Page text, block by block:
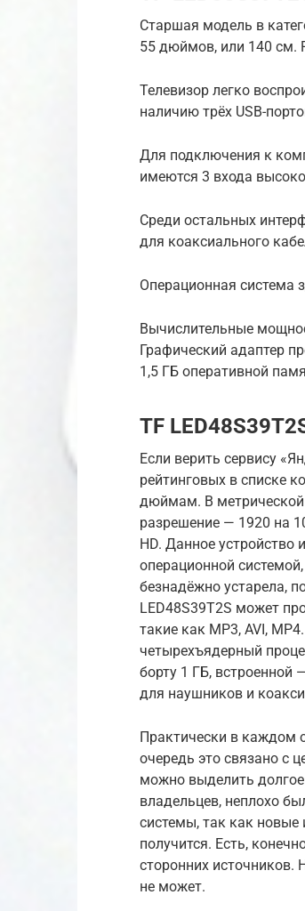
Старшая модель в
55 дюймов, или 140 см.
Телевизор легко
наличию трёх USB-
Для подключения к
имеются 3 входа
Среди остальных
для коаксиального
Операционная система
Вычислительные
Графический адаптер
1,5 ГБ оперативной
TF
Если верить сервису
рейтинговых в списке
дюймам. В метрической
разрешение — 1920 на
HD. Данное устройство
операционной
безнадёжно устарела,
LED48S39T2S может
такие как MP3, AVI,
четырехъядерный
борту 1 ГБ, встроенной
для наушников и
Практически в каждом
очередь это связано с
можно выделить
владельцев, неплохо
системы, так как новые
получится. Есть,
сторонних источников.
не может.